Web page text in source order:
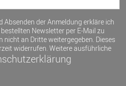
Absenden der Anmeldung erkläre ich
Newsletter per E-Mail zu
nicht an Dritte weitergegeben. Dieses
widerrufen. Weitere ausführliche